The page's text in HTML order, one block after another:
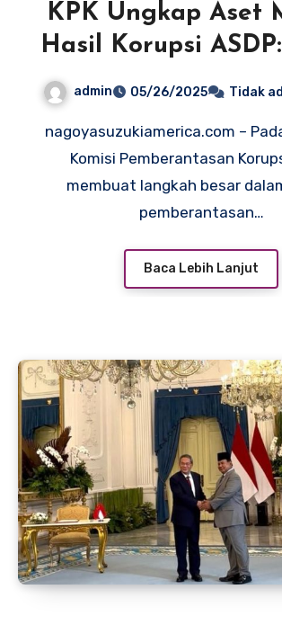
KPK Ungkap Aset
Hasil Korupsi
admin 05/26/2025 Tidak
nagoyasuzukiamerica.com – Pada pekan ini,
Komisi Pemberantasan
membuat langkah besar
pemberantasan…
Baca Lebih Lanjut